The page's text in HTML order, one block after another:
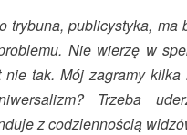
trybuna, publicystyka,
Nie wierzę w
nie tak. Mój zagramy
Trzeba
z codziennością